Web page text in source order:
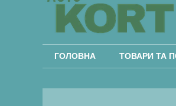
ГОЛОВНА ТОВАРИ ТА